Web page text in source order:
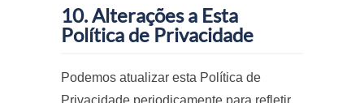
10. Alterações a Esta
Política de Privacidade
Podemos atualizar esta Política de
Privacidade periodicamente para refletir